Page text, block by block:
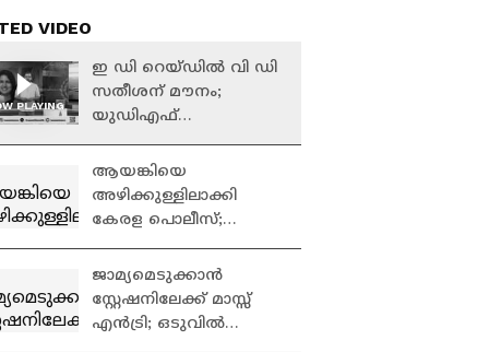
VIDEO
PLAYING
ഇ ഡി റെയ്‌ഡിൽ വി ഡി
സതീശന് മൗനം;
യുഡിഎഫ്
പ്രതികരണം എന്താണ്?
| ED Raid
ആയങ്കിയെ
അഴിക്കുള്ളിലാക്കി
കേരള പൊലീസ്;
ദിവസം റിമാന്‍ഡില്‍
ജാമ്യമെടുക്കാൻ
സ്റ്റേഷനിലേക്ക് മാസ്സ്
എൻട്രി; ഒടുവിൽ